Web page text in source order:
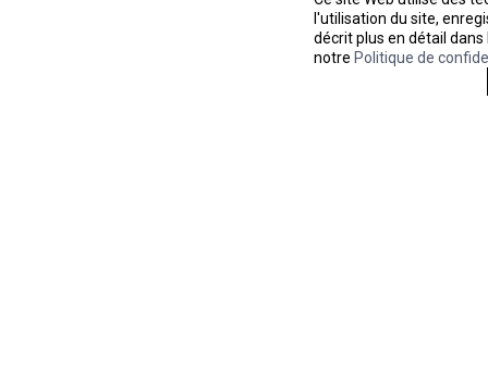
l'utilisation du site,
décrit plus en détail
notre Politique de